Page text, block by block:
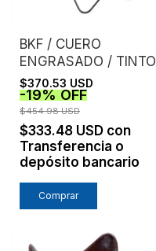
BKF / CUERO
ENGRASADO / TINTO
$370.53 USD
-19%OFF
$454.98 USD
$333.48 USD con
Transferencia o
depósito bancario
Comprar